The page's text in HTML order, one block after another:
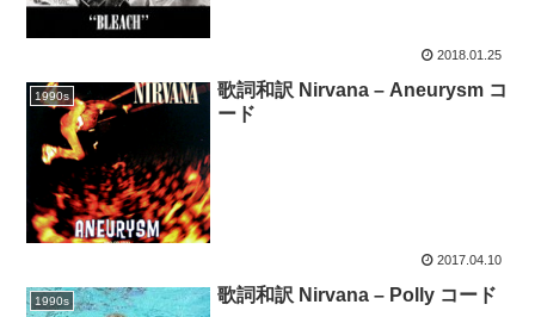
2018.01.25
1990s
歌詞和訳 Nirvana – Aneurysm コ
ード
2017.04.10
1990s 歌詞和訳 Nirvana – Polly コード